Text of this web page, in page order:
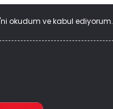
'ni okudum ve kabul ediyorum.